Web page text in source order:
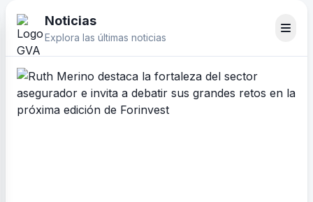
Noticias
Explora las últimas noticias